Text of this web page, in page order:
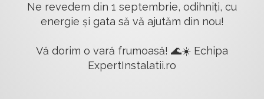
Ne revedem din 1 septembrie, odihniți, cu
energie și gata să vă ajutăm din nou!
Vă dorim o vară frumoasă! 🌊☀️ Echipa
ExpertInstalatii.ro